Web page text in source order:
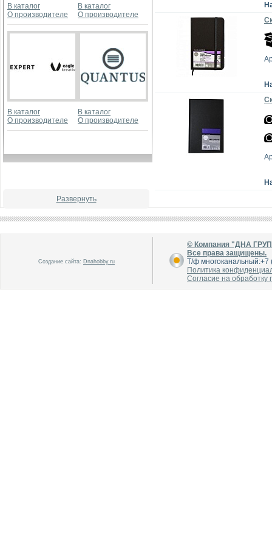
В каталог
О производителе
В каталог
О производителе
В каталог
О производителе
В каталог
О производителе
Развернуть
Создание сайта: Dnahobby.ru
© Компания "ДНА
Все права защищены.
Т/ф
Политика
Согласие на